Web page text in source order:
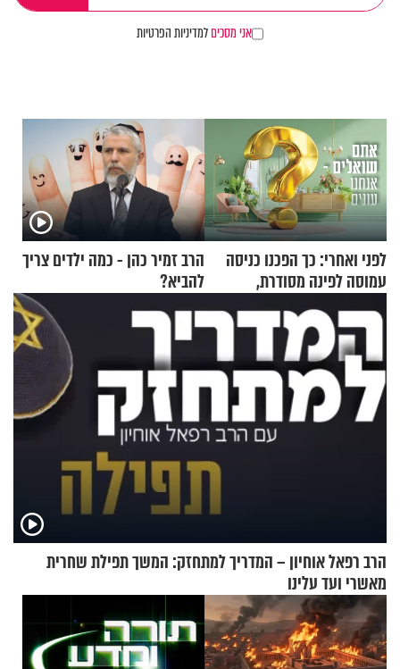
אני מסכיםלמדיניות הפרטיות
לפני ואחרי: כך הפכנו כניסה
עמוסה לפינה מסודרת,
שימושית ומזמינה
הרב זמיר כהן - כמה ילדים צריך
להביא?
הרב רפאל אוחיון – המדריך למתחזק: המשך תפילת שחרית
מאשרי ועד עלינו